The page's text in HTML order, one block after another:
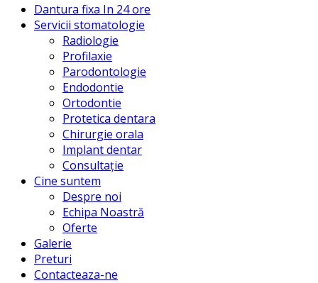
Dantura fixa In 24 ore
Servicii stomatologie
Radiologie
Profilaxie
Parodontologie
Endodontie
Ortodontie
Protetica dentara
Chirurgie orala
Implant dentar
Consultație
Cine suntem
Despre noi
Echipa Noastră
Oferte
Galerie
Preturi
Contacteaza-ne